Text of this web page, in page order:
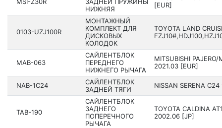
НИЖНЯЯ
[EUR]
0103-UZJ100R
МОНТАЖНЫЙ
КОМПЛЕКТ ДЛЯ
ДИСКОВЫХ
КОЛОДОК
TOYOTA LAND
MAB-063
САЙЛЕНТБЛОК
ПЕРЕДНЕГО
НИЖНЕГО РЫЧАГА
MITSUBISHI
2021.03 [EUR]
NAB-1C24
САЙЛЕНТБЛОК
ЗАДНЕЙ ТЯГИ
NISSAN SERENA
TAB-190
САЙЛЕНТБЛОК
ЗАДНЕГО
ПОПЕРЕЧНОГО
РЫЧАГА
TOYOTA CALDINA
2002.06 [JP]